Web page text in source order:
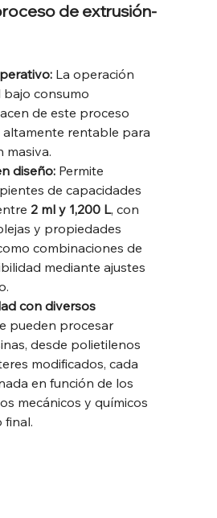
de extrusión-
La operación
consumo
de este proceso
altamente rentable para
masiva.
diseño: Permite
de capacidades
2 ml y 1,200 L, con
y propiedades
combinaciones de
mediante ajustes
con diversos
pueden procesar
desde polietilenos
modificados, cada
en función de los
mecánicos y químicos
final.